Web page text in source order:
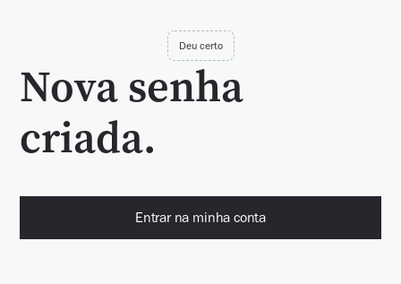
Deu certo
Nova senha
criada.
Entrar na minha conta